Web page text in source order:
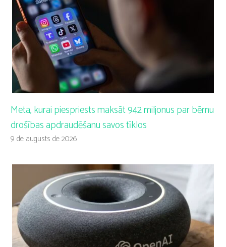
Meta, kurai piespriests maksāt 942 miljonus par bērnu
drošības apdraudēšanu savos tīklos
9 de augusts de 2026